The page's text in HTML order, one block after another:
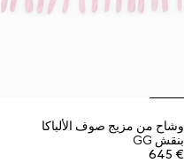
وشاح من مزيج صوف الألباكا
بنقش GG
€ 645